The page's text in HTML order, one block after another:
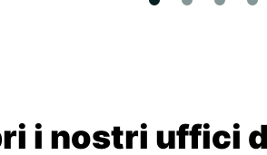
i nostri uffici